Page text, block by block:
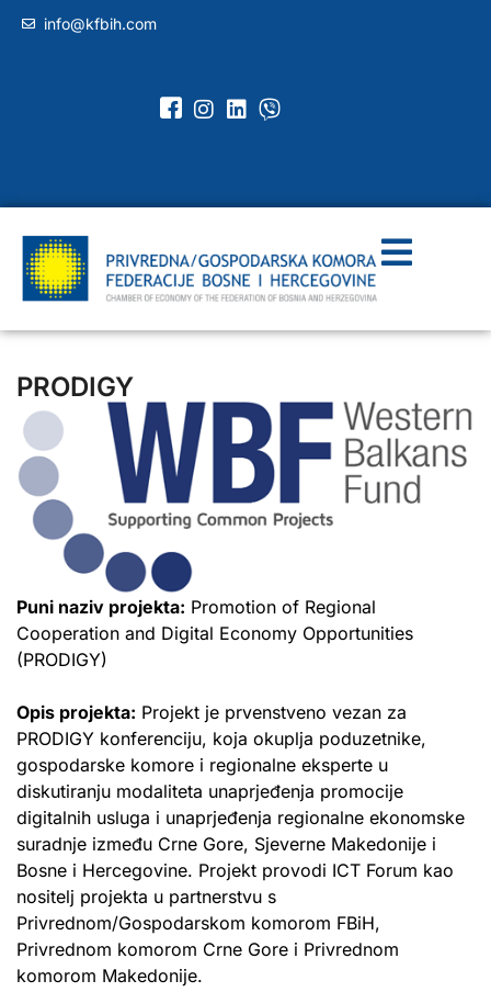
info@kfbih.com
PRODIGY
Puni naziv projekta: Promotion of Regional
Cooperation and Digital Economy Opportunities
(PRODIGY)
Opis projekta: Projekt je prvenstveno vezan za
PRODIGY konferenciju, koja okuplja poduzetnike,
gospodarske komore i regionalne eksperte u
diskutiranju modaliteta unaprjeđenja promocije
digitalnih usluga i unaprjeđenja regionalne ekonomske
suradnje između Crne Gore, Sjeverne Makedonije i
Bosne i Hercegovine. Projekt provodi ICT Forum kao
nositelj projekta u partnerstvu s
Privrednom/Gospodarskom komorom FBiH,
Privrednom komorom Crne Gore i Privrednom
komorom Makedonije.